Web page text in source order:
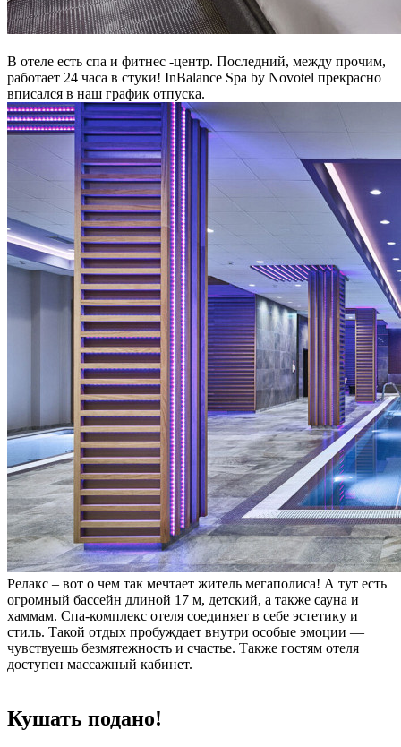
В отеле есть спа и фитнес -центр. Последний, между прочим,
работает 24 часа в стуки! InBalance Spa by Novotel прекрасно
вписался в наш график отпуска.
Релакс – вот о чем так мечтает житель мегаполиса! А тут есть
огромный бассейн длиной 17 м, детский, а также сауна и
хаммам. Спа-комплекс отеля соединяет в себе эстетику и
стиль. Такой отдых пробуждает внутри особые эмоции —
чувствуешь безмятежность и счастье. Также гостям отеля
доступен массажный кабинет.
Кушать подано!